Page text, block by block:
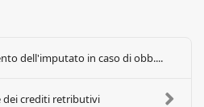
dell'imputato in caso di obb....
dei crediti retributivi